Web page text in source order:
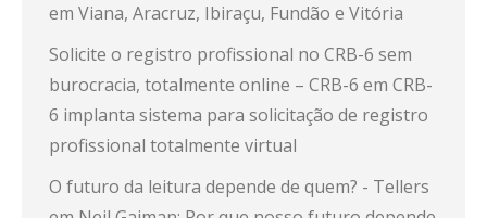
em Viana, Aracruz, Ibiraçu, Fundão e Vitória
Solicite o registro profissional no CRB-6 sem
burocracia, totalmente online – CRB-6 em CRB-
6 implanta sistema para solicitação de registro
profissional totalmente virtual
O futuro da leitura depende de quem? - Tellers